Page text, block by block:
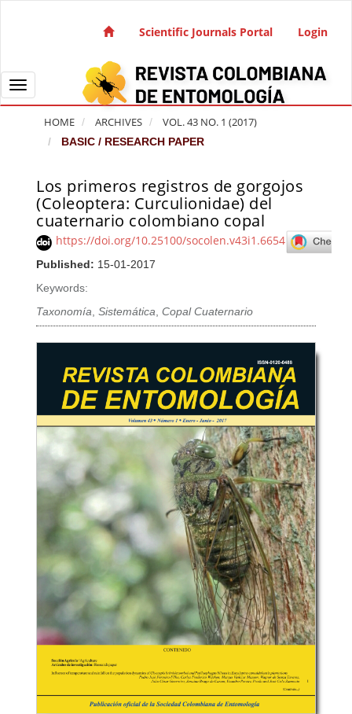
Main Navigation
Sidebar
Scientific Journals Portal Login
Toggle navigation
HOME ARCHIVES VOL. 43 NO. 1 (2017)
BASIC / RESEARCH PAPER
Los primeros registros de gorgojos
(Coleoptera: Curculionidae) del
cuaternario colombiano copal
https://doi.org/10.25100/socolen.v43i1.6654
Published: 15-01-2017
Keywords:
Taxonomía,Sistemática,Copal Cuaternario
Article Sidebar